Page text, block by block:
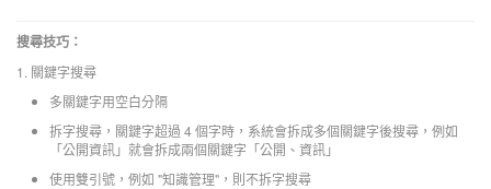
搜尋技巧：
1. 關鍵字搜尋
多關鍵字用空白分隔
拆字搜尋，關鍵字超過 4 個字時，系統會拆成多個關鍵字後搜尋，例如
「公開資訊」就會拆成兩個關鍵字「公開、資訊」
使用雙引號，例如 "知識管理"，則不拆字搜尋